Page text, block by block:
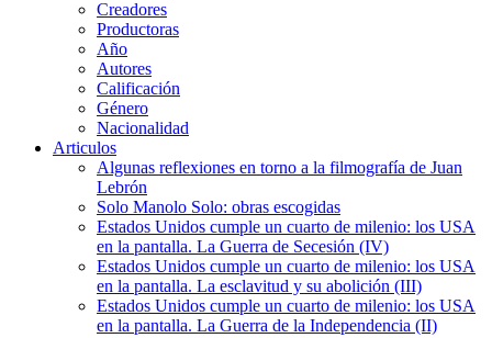
Creadores
Productoras
Año
Autores
Calificación
Género
Nacionalidad
Articulos
Algunas reflexiones en torno a la filmografía de Juan
Lebrón
Solo Manolo Solo: obras escogidas
Estados Unidos cumple un cuarto de milenio: los USA
en la pantalla. La Guerra de Secesión (IV)
Estados Unidos cumple un cuarto de milenio: los USA
en la pantalla. La esclavitud y su abolición (III)
Estados Unidos cumple un cuarto de milenio: los USA
en la pantalla. La Guerra de la Independencia (II)